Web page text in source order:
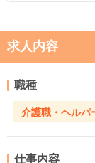
求人内容
職種
介護職・ヘルパ
仕事内容